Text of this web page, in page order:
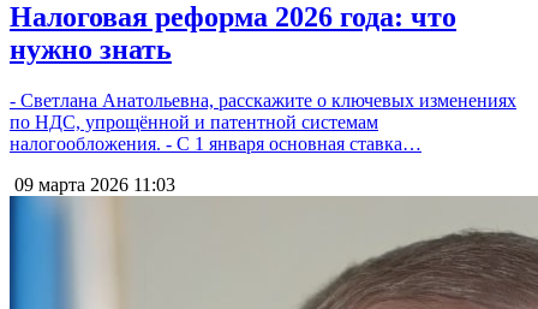
Налоговая реформа 2026 года: что
нужно знать
- Светлана Анатольевна, расскажите о ключевых изменениях
по НДС, упрощённой и патентной системам
налогообложения. - С 1 января основная ставка…
09 марта 2026 11:03